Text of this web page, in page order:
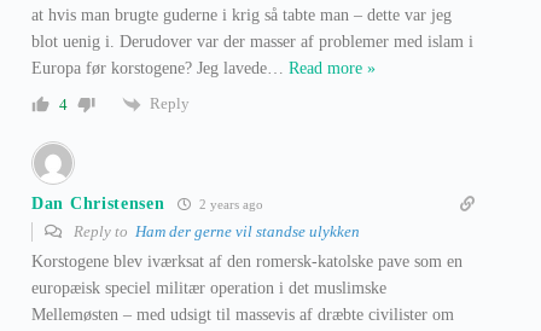
at hvis man brugte guderne i krig så tabte man – dette var jeg
blot uenig i. Derudover var der masser af problemer med islam i
Europa før korstogene? Jeg lavede… Read more »
4
Reply
Dan Christensen 2 years ago
Reply to Ham der gerne vil standse ulykken
Korstogene blev iværksat af den romersk-katolske pave som en
europæisk speciel militær operation i det muslimske
Mellemøsten – med udsigt til massevis af dræbte civilister om